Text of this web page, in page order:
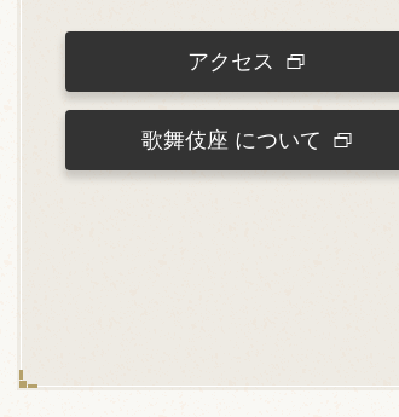
アクセス
歌舞伎座 について